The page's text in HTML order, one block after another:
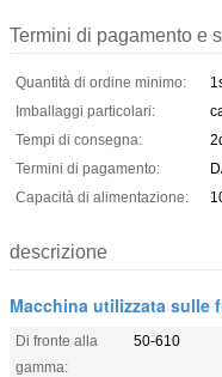
Termini di pagamento e
Quantità di ordine minimo:
Imballaggi particolari:
Tempi di consegna:
Termini di pagamento:
Capacità di alimentazione:
descrizione
Macchina utilizzata sulle
Di fronte alla
gamma:
50-610